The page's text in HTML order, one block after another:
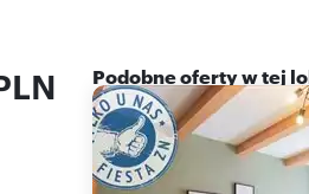
Podobne oferty w tej